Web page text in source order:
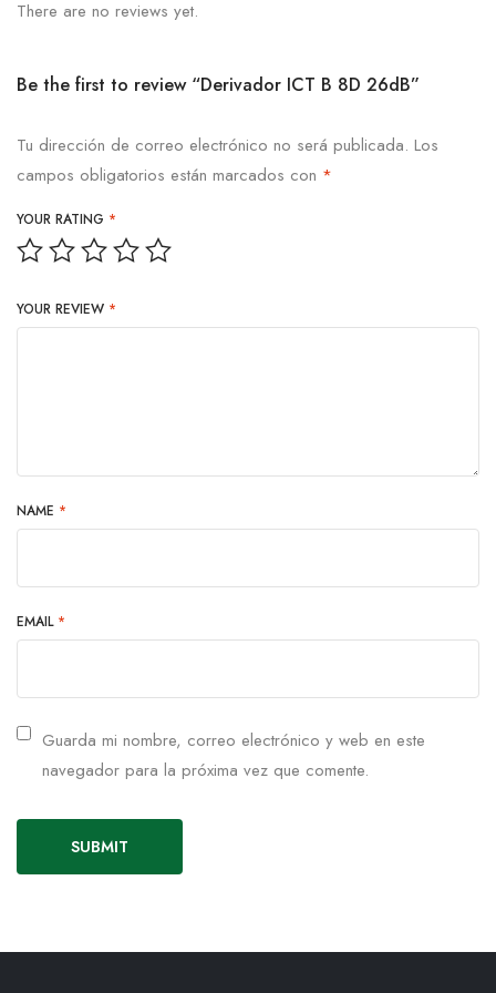
There are no reviews yet.
Be the first to review “Derivador ICT B 8D 26dB”
Tu dirección de correo electrónico no será publicada. Los
campos obligatorios están marcados con *
YOUR RATING *
YOUR REVIEW *
NAME *
EMAIL *
Guarda mi nombre, correo electrónico y web en este
navegador para la próxima vez que comente.